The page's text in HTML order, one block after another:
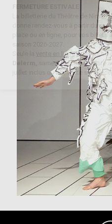
FERMETURE ESTIVALE
La billetterie du Théâtre de Nîmes
donne rendez-vous à partir du
place ou en ligne, pour vos billets
Seule la
vente en lignepour les
Delerm
, samedi 3 octobre, reste
juillet inclus où notre site sera